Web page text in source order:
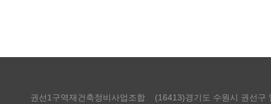
권선1구역재건축정비사업조합
(16413)경기도 수원시 권선구